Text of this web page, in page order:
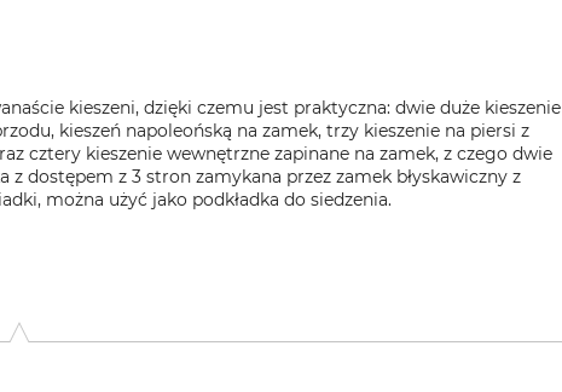
kieszeni, dzięki czemu jest praktyczna: dwie duże kieszenie
kieszeń napoleońską na zamek, trzy kieszenie na piersi z
cztery kieszenie wewnętrzne zapinane na zamek, z czego dwie
dostępem z 3 stron zamykana przez zamek błyskawiczny z
można użyć jako podkładka do siedzenia.